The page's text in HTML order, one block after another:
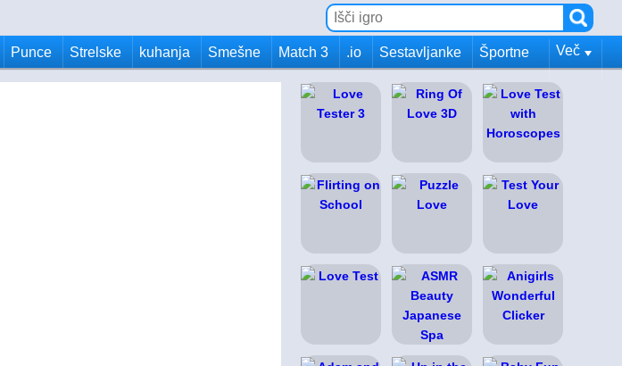
Punce Strelske kuhanja Smešne Match 3 .io Sestavljanke Športne Več